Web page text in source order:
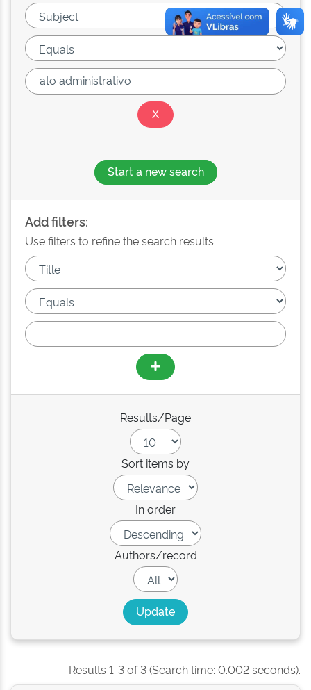
Start a new search
Add filters:
Use filters to refine the search results.
Results/Page
Sort items by
In order
Authors/record
Results 1-3 of 3 (Search time: 0.002 seconds).